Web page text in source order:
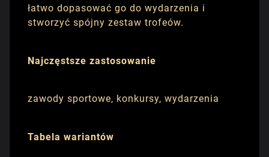
łatwo dopasować go do wydarzenia i
stworzyć spójny zestaw trofeów.
Najczęstsze zastosowanie
zawody sportowe, konkursy, wydarzenia
Tabela wariantów